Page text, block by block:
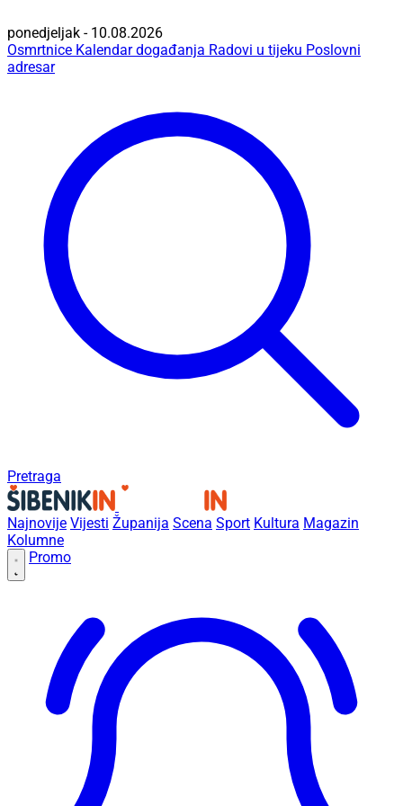
ponedjeljak - 10.08.2026
Osmrtnice Kalendar događanja Radovi u tijeku Poslovni
adresar
Pretraga
Najnovije Vijesti Županija Scena Sport Kultura Magazin
Kolumne
Promo